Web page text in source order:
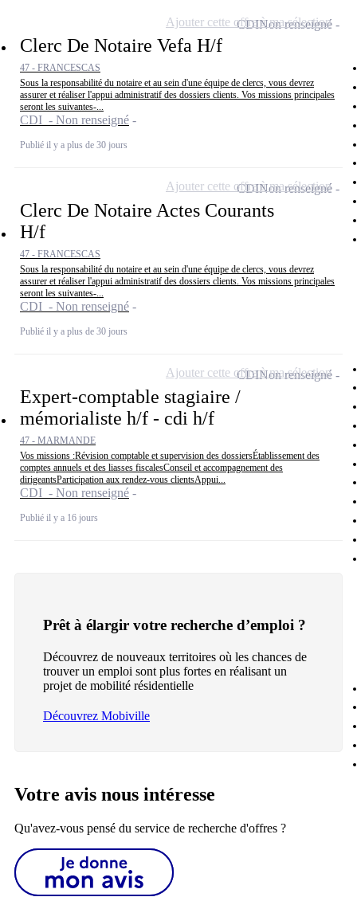
Clerc De Notaire Vefa H/f
47 - FRANCESCAS
Sous la responsabilité du notaire et au sein d'une équipe de clercs, vous devrez
assurer et réaliser l'appui administratif des dossiers clients. Vos missions principales
seront les suivantes-...
CDI - Non renseigné
Publié il y a plus de 30 jours
CDINon renseigné
Ajouter cette offre à ma sélection
Clerc De Notaire Actes Courants
H/f
47 - FRANCESCAS
Sous la responsabilité du notaire et au sein d'une équipe de clercs, vous devrez
assurer et réaliser l'appui administratif des dossiers clients. Vos missions principales
seront les suivantes-...
CDI - Non renseigné
Publié il y a plus de 30 jours
CDINon renseigné
Ajouter cette offre à ma sélection
Expert-comptable stagiaire /
mémorialiste h/f - cdi h/f
47 - MARMANDE
Vos missions :Révision comptable et supervision des dossiersÉtablissement des
comptes annuels et des liasses fiscalesConseil et accompagnement des
dirigeantsParticipation aux rendez-vous clientsAppui...
CDI - Non renseigné
Publié il y a 16 jours
CDINon renseigné
Ajouter cette offre à ma sélection
Prêt à élargir votre recherche d’emploi ?
Découvrez de nouveaux territoires où les chances de
trouver un emploi sont plus fortes en réalisant un
projet de mobilité résidentielle
Découvrez Mobiville
Votre avis nous intéresse
Qu'avez-vous pensé du service de recherche d'offres ?